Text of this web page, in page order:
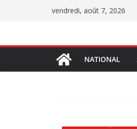
vendredi, août 7, 2026
NATIONAL